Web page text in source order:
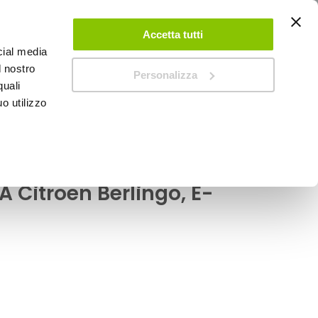
media
nostro
utilizzo
Accetta tutti
Personalizza
ACCEDI CREA UN ACCOUNT CONTATTACI
Citroen Berlingo, E-